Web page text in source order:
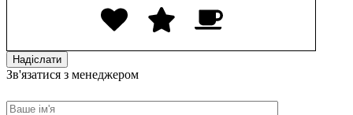
Зв'язатися з менеджером